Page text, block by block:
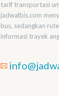
tarif transportasi
jadwalbis.com
bus, sedangkan
informasi trayek